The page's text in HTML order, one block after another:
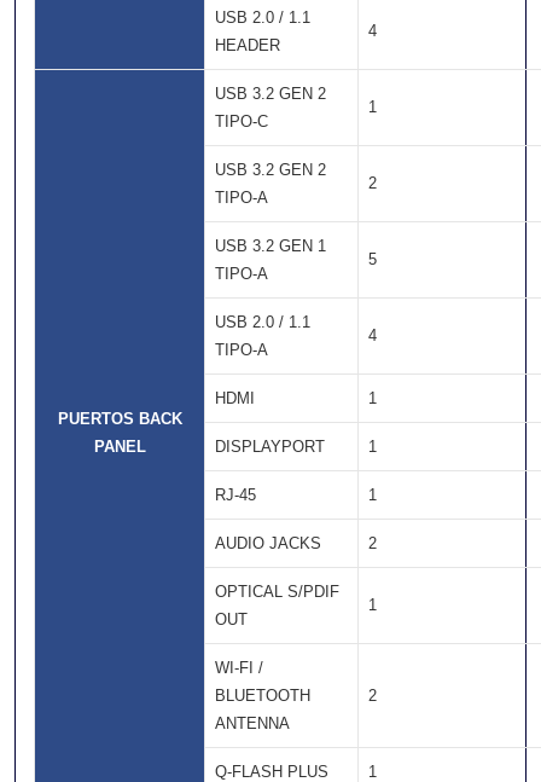
USB 2.0 / 1.1
HEADER
4
PUERTOS BACK
PANEL
USB 3.2 GEN 2
TIPO-C
1
USB 3.2 GEN 2
TIPO-A
2
USB 3.2 GEN 1
TIPO-A
5
USB 2.0 / 1.1
TIPO-A
4
HDMI 1
DISPLAYPORT 1
RJ-45 1
AUDIO JACKS 2
OPTICAL S/PDIF
OUT
1
WI-FI /
BLUETOOTH
ANTENNA
2
Q-FLASH PLUS 1